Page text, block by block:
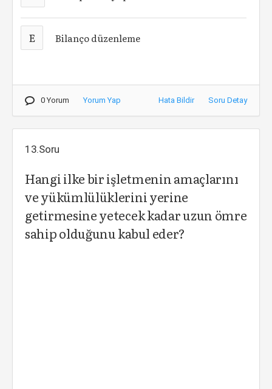
E Bilanço düzenleme
0 Yorum Yorum Yap Hata Bildir Soru Detay
13.Soru
Hangi ilke bir işletmenin amaçlarını
ve yükümlülüklerini yerine
getirmesine yetecek kadar uzun ömre
sahip olduğunu kabul eder?